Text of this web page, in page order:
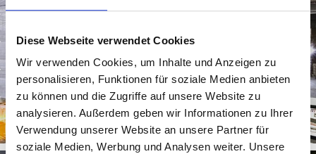
Diese Webseite verwendet Cookies
Wir verwenden Cookies, um Inhalte und Anzeigen zu
personalisieren, Funktionen für soziale Medien anbieten
zu können und die Zugriffe auf unsere Website zu
analysieren. Außerdem geben wir Informationen zu Ihrer
Verwendung unserer Website an unsere Partner für
soziale Medien, Werbung und Analysen weiter. Unsere